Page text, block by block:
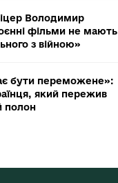
Володимир
фільми не мають
з війною»
бути переможене»:
який пережив
полон